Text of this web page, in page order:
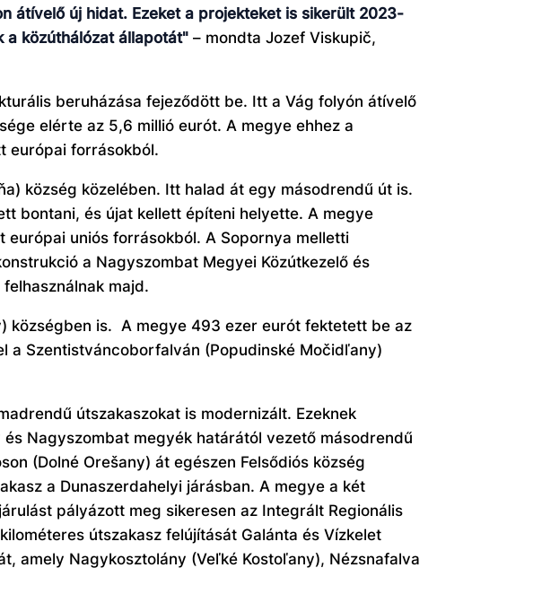
átívelő új hidat. Ezeket a projekteket is sikerült 2023-
a közúthálózat állapotát" – mondta Jozef Viskupič,
beruházása fejeződött be. Itt a Vág folyón átívelő
elérte az 5,6 millió eurót. A megye ehhez a
európai forrásokból.
község közelében. Itt halad át egy másodrendű út is.
bontani, és újat kellett építeni helyette. A megye
európai uniós forrásokból. A Sopornya melletti
a Nagyszombat Megyei Közútkezelő és
majd.
községben is. A megye 493 ezer eurót fektetett be az
a Szentistváncoborfalván (Popudinské Močidľany)
útszakaszokat is modernizált. Ezeknek
Nagyszombat megyék határától vezető másodrendű
(Dolné Orešany) át egészen Felsődiós község
a Dunaszerdahelyi járásban. A megye a két
pályázott meg sikeresen az Integrált Regionális
útszakasz felújítását Galánta és Vízkelet
amely Nagykosztolány (Veľké Kostoľany), Nézsnafalva